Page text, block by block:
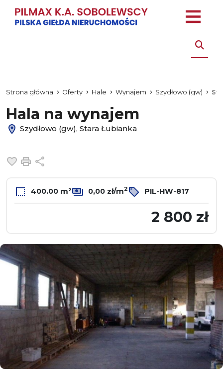
Strona główna Oferty Hale Wynajem Szydłowo (gw)
Hala na wynajem
Szydłowo (gw), Stara Łubianka
Dodaj do ulubionych
Drukuj
400.00 m² 0,00 zł/m2 PIL-HW-817
2 800 zł